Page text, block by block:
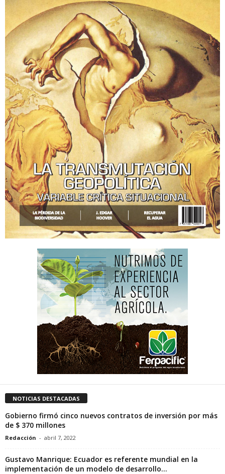
NOTICIAS DESTACADAS
Gobierno firmó cinco nuevos contratos de inversión por más
de $ 370 millones
Redacción - abril 7, 2022
Gustavo Manrique: Ecuador es referente mundial en la
implementación de un modelo de desarrollo...